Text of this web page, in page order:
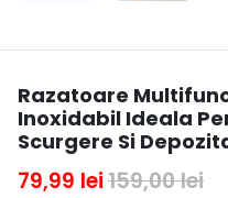
Razatoare
Inoxidabil Ideala
Scurgere Si
79,99 lei159,00 lei